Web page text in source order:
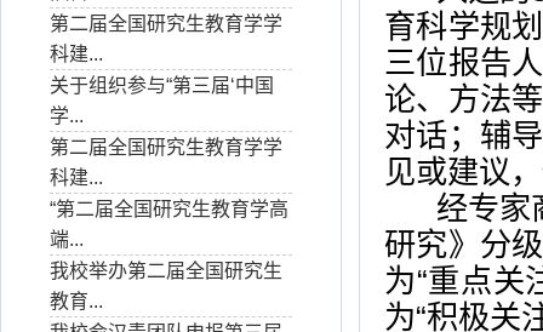
第二届全国研究生教育学学
科建...
关于组织参与“第三届‘中国
学...
第二届全国研究生教育学学
科建...
“第二届全国研究生教育学高
端...
我校举办第二届全国研究生
教育...
育科学规
三位报告
论、方法
对话；辅
见或建议
经专家
研究》分
为“重点关
为“积极关